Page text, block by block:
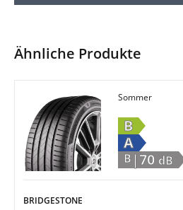
Ähnliche Produkte
Sommer
B
A
B |70 dB
BRIDGESTONE